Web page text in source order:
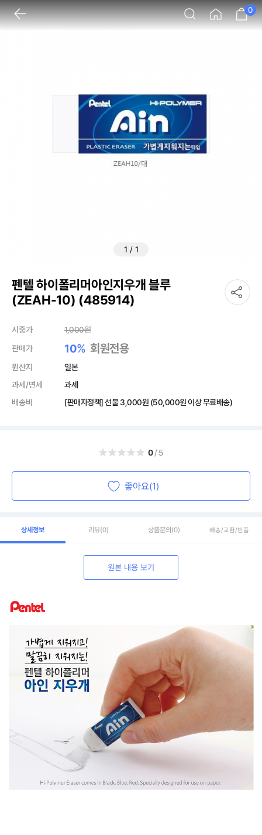
0
1 / 1
펜텔 하이폴리머아인지우개 블루
(ZEAH-10) (485914)
시중가 1,000원
판매가
10% 회원전용
원산지
일본
과세/면세
과세
배송비
[판매자정책] 선불 3,000원 (50,000원 이상 무료배송)
0/5
좋아요(1)
상세정보 리뷰(0) 상품문의 (0) 배송/교환/반품
원본 내용 보기